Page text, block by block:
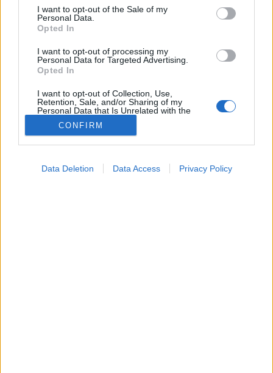
consent section.
I want to opt-out of the Sale of my
Personal Data.
Opted In
I want to opt-out of processing my
Personal Data for Targeted Advertising.
Opted In
I want to opt-out of Collection, Use,
Retention, Sale, and/or Sharing of my
Personal Data that Is Unrelated with the
Purposes for which it was collected.
Opted Out
CONFIRM
Data Deletion Data Access Privacy Policy